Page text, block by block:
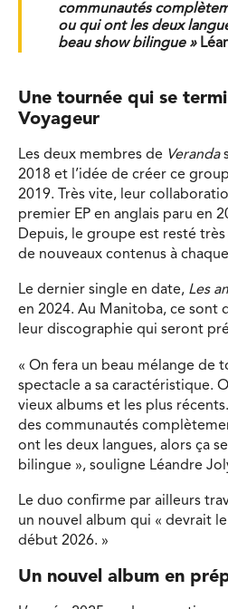
communautés
ou qui ont les deux
beau show bilingue »
Une tournée qui se
Voyageur
Les deux membres de Veranda
2018 et l’idée de créer ce
2019. Très vite, leur
premier EP en anglais paru en
Depuis, le groupe est resté
de nouveaux contenus à
Le dernier single en date, Les
en 2024. Au Manitoba, ce sont
leur discographie qui seront
« On fera un beau mélange de
spectacle a sa caractéristique.
vieux albums et les plus
des communautés
ont les deux langues, alors ça
bilingue », souligne Léandre
Le duo confirme par ailleurs
un nouvel album qui « devrait
début 2026. »
Un nouvel album en